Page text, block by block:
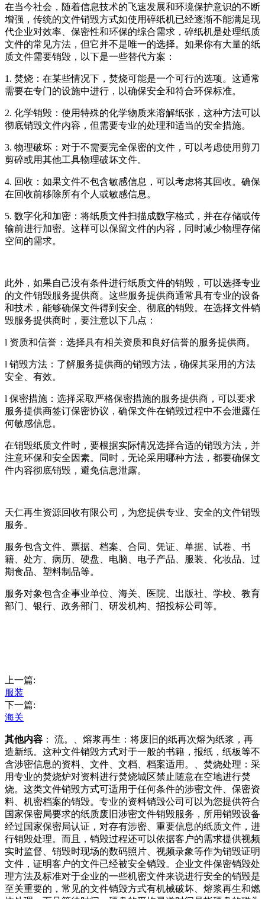
在当今社会，随着信息技术的飞速发展和环境保护意识的不断
增强，传统的文件销毁方式如使用碎纸机已经逐渐不能满足现
代企业对效率、保密性和环保的综合需求，碎纸机是处理纸质
文件的常见方法，但它并不是唯一的选择。如果你有大量的纸
质文件需要销毁，以下是一些替代方案：
1. 焚烧：在某些情况下，焚烧可能是一个可行的选项。这通常
需要在专门的设施中进行，以确保安全和符合环保标准。
2. 化学销毁：使用特殊的化学物质来溶解纸张，这种方法可以
彻底销毁文件内容，但需要专业的处理和适当的安全措施。
3. 物理破坏：对于不需要完全保密的文件，可以考虑使用剪刀
剪碎或用其他工具物理破坏文件。
4. 回收：如果文件不包含敏感信息，可以考虑将其回收。确保
在回收前移除所有个人或敏感信息。
5. 数字化和加密：将纸质文件扫描成数字格式，并在存储或传
输前进行加密。这样可以保留文件的内容，同时减少物理存储
空间的需求。
此外，如果自己没有条件进行纸质文件的销毁，可以选择专业
的文件销毁服务提供商。这些服务提供商通常具有专业的设备
和技术，能够确保文件得到安全、彻底的销毁。在选择文件销
毁服务提供商时，要注意以下几点：
l 资质和信誉：选择具有相关资质和良好信誉的服务提供商。
l 销毁方法：了解服务提供商的销毁方法，确保其采用的方法
安全、有效。
l 保密措施：选择采取严格保密措施的服务提供商，可以要求
服务提供商签订保密协议，确保文件在销毁过程中不会泄露任
何敏感信息。
在销毁纸质文件时，要根据实际情况选择合适的销毁方法，并
注意环保和安全因素。同时，无论采用哪种方法，都要确保文
件内容彻底销毁，避免信息泄露。
天仁再生资源回收有限公司，为您提供专业、安全的文件销毁
服务。
服务包含文件、票据、档案、合同、凭证、单据、试卷、书
籍、处方、病历、硬盘、电脑、电子产品、服装、化妆品、过
期食品、塑料制品等。
服务对象包含企事业单位、海关、医院、出版社、学校、教育
部门、银行、政务部门、研发机构、招投标公司等。
上一篇:
服装
下一篇:
海关
其他内容 ： 流。、熔浆再生：将废旧的纸再次熔为纸浆，再
造新纸。这种文件销毁方式对于一般的书籍，报纸，纸板等不
含涉密信息的资料、文件、文档、档案适用。、焚烧处理：采
用专业的焚烧炉对资料进行焚烧城区禁止随意在空地进行焚
烧。这类文件销毁方式可适用于任何条件的涉密文件、保密资
料、机密档案的销毁。专业的资料销毁公司可以为您提供符合
国家保密局要求的纸质废旧涉密文件销毁服务，所用销毁设备
经过国家保密局认证，对存有涉密、重要信息的纸质文件，进
行销毁处理。而且，销毁过程还可以依据客户的需求提供视频
实时监督、销毁时现场的数码照片、视频录象等作为销毁证明
文件，证明客户的文件已经被安全销毁。企业文件保密销毁处
理方法及标准对于企业的一些机密文件来说进行安全的销毁是
至关重要的，常见的文件销毁方式有机械破坏、熔浆再生和燃